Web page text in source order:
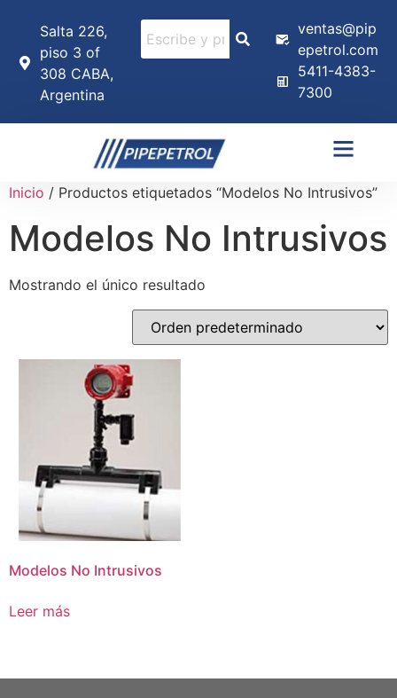
Salta 226,
piso 3 of
308 CABA,
Argentina
ventas@pip
epetrol.com
5411-4383-
7300
Inicio / Productos etiquetados “Modelos No Intrusivos”
Modelos No Intrusivos
Mostrando el único resultado
Modelos No Intrusivos
Leer más